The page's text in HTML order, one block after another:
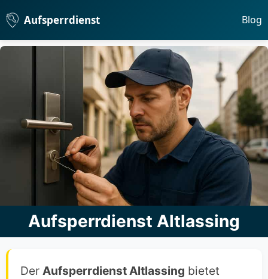
Aufsperrdienst Blog
Aufsperrdienst Altlassing
Der Aufsperrdienst Altlassing bietet